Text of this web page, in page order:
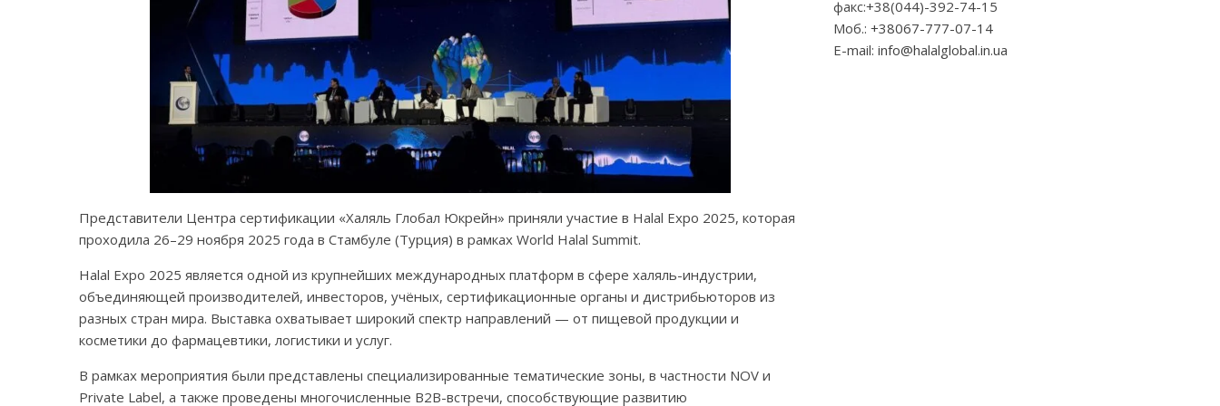
Представители Центра сертификации «Халяль Глобал Юкрейн» приняли участие в Halal Expo 2025, которая
проходила 26–29 ноября 2025 года в Стамбуле (Турция) в рамках World Halal Summit.
Halal Expo 2025 является одной из крупнейших международных платформ в сфере халяль-индустрии,
объединяющей производителей, инвесторов, учёных, сертификационные органы и дистрибьюторов из
разных стран мира. Выставка охватывает широкий спектр направлений — от пищевой продукции и
косметики до фармацевтики, логистики и услуг.
В рамках мероприятия были представлены специализированные тематические зоны, в частности NOV и
Private Label, а также проведены многочисленные B2B-встречи, способствующие развитию
факс:+38(044)-392-74-15
Моб.: +38067-777-07-14
Е-mail: info@halalglobal.in.ua